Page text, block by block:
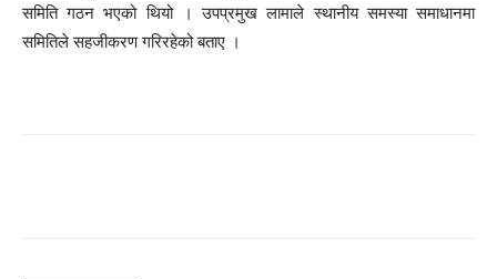
समिति गठन भएको थियो । उपप्रमुख लामाले स्थानीय समस्या समाधानमा
समितिले सहजीकरण गरिरहेको बताए ।